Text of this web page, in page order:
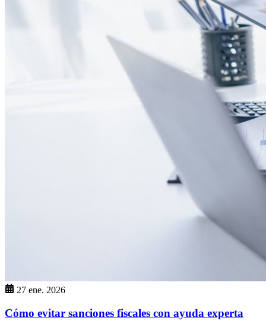
27 ene. 2026
Cómo evitar sanciones fiscales con ayuda experta